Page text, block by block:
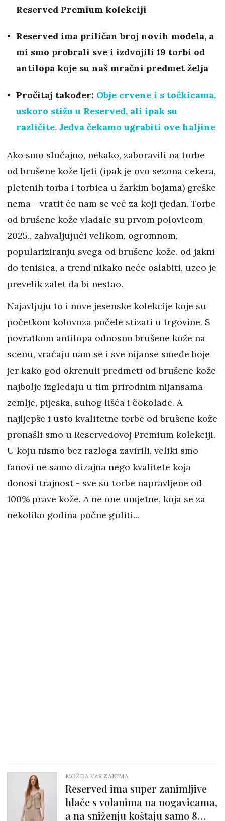
Reserved Premium kolekciji
Reserved ima priličan broj novih modela, a
mi smo probrali sve i izdvojili 19 torbi od
antilopa koje su naš mračni predmet želja
Pročitaj također: Obje crvene i s točkicama,
uskoro stižu u Reserved, ali ipak su
različite. Jedva čekamo ugrabiti ove haljine
Ako smo slučajno, nekako, zaboravili na torbe
od brušene kože ljeti (ipak je ovo sezona cekera,
pletenih torba i torbica u žarkim bojama) greške
nema - vratit će nam se već za koji tjedan. Torbe
od brušene kože vladale su prvom polovicom
2025., zahvaljujući velikom, ogromnom,
populariziranju svega od brušene kože, od jakni
do tenisica, a trend nikako neće oslabiti, uzeo je
prevelik zalet da bi nestao.
Najavljuju to i nove jesenske kolekcije koje su
početkom kolovoza počele stizati u trgovine. S
povratkom antilopa odnosno brušene kože na
scenu, vraćaju nam se i sve nijanse smeđe boje
jer kako god okrenuli predmeti od brušene kože
najbolje izgledaju u tim prirodnim nijansama
zemlje, pijeska, suhog lišća i čokolade. A
najljepše i usto kvalitetne torbe od brušene kože
pronašli smo u Reservedovoj Premium kolekciji.
U koju nismo bez razloga zavirili, veliki smo
fanovi ne samo dizajna nego kvalitete koja
donosi trajnost - sve su torbe napravljene od
100% prave kože. A ne one umjetne, koja se za
nekoliko godina počne guliti...
MOŽDA VAS ZANIMA
Reserved ima super zanimljive
hlače s volanima na nogavicama,
a na sniženju koštaju samo 8